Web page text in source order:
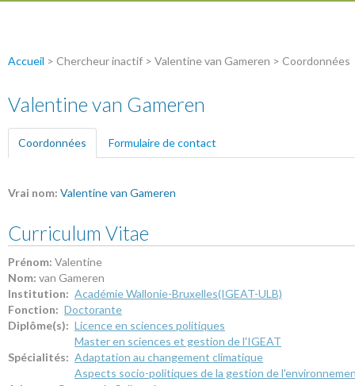
Accueil > Chercheur inactif > Valentine van Gameren > Coordonnées
Valentine van Gameren
Coordonnées (onglet actif)
Formulaire de contact
Vrai nom: Valentine van Gameren
Curriculum Vitae
Prénom: Valentine
Nom: van Gameren
Institution: Académie Wallonie-Bruxelles(IGEAT-ULB)
Fonction: Doctorante
Diplôme(s): Licence en sciences politiques
Master en sciences et gestion de l'IGEAT
Spécialités: Adaptation au changement climatique
Aspects socio-politiques de la gestion de